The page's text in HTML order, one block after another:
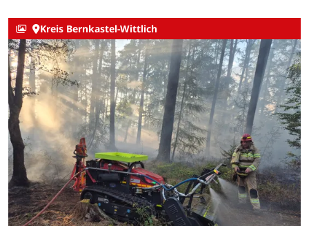
Kreis Bernkastel-Wittlich